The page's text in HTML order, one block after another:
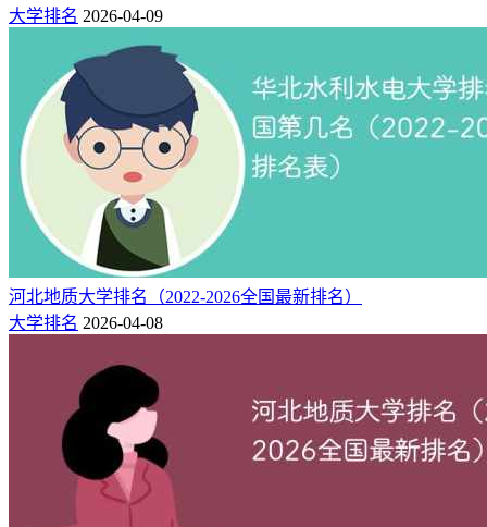
大学排名 2026-04-09
河北地质大学排名（2022-2026全国最新排名）
大学排名 2026-04-08